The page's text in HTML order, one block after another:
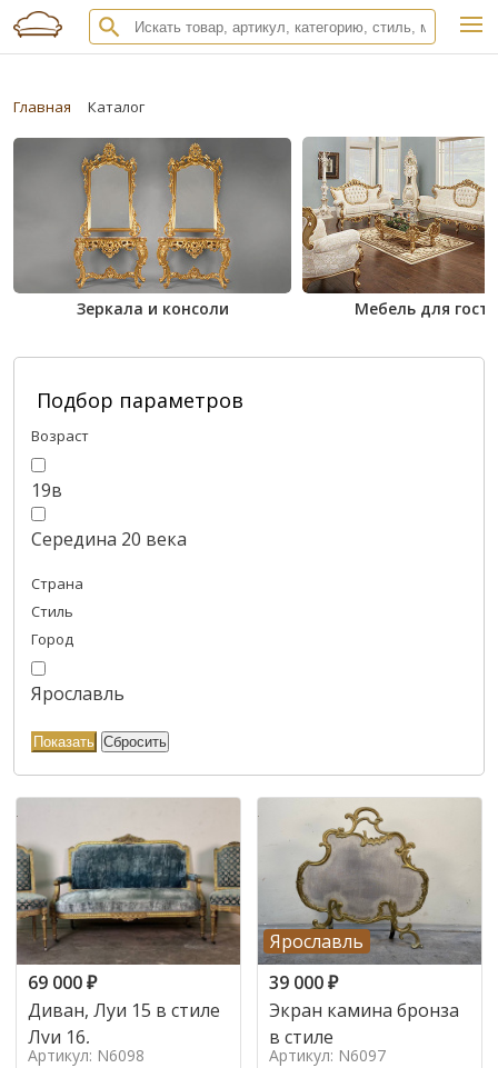
Главная Каталог
Зеркала и консоли Мебель для
Подбор параметров
Возраст
19в
Середина 20 века
Страна
Стиль
Город
Ярославль
69 000₽
Диван, Луи 15 в стиле
Луи 16,
Артикул: N6098
Ярославль
39 000₽
Экран камина бронза
в стиле
Артикул: N6097